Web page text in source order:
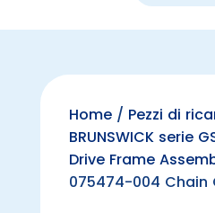
Home/ Pezzi di
BRUNSWICK serie
Drive Frame
075474-004 Chain